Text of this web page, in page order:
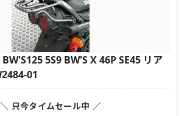
5S9 BW'S X 46P SE45 リア
01
＼ 只今タイムセール中 ／